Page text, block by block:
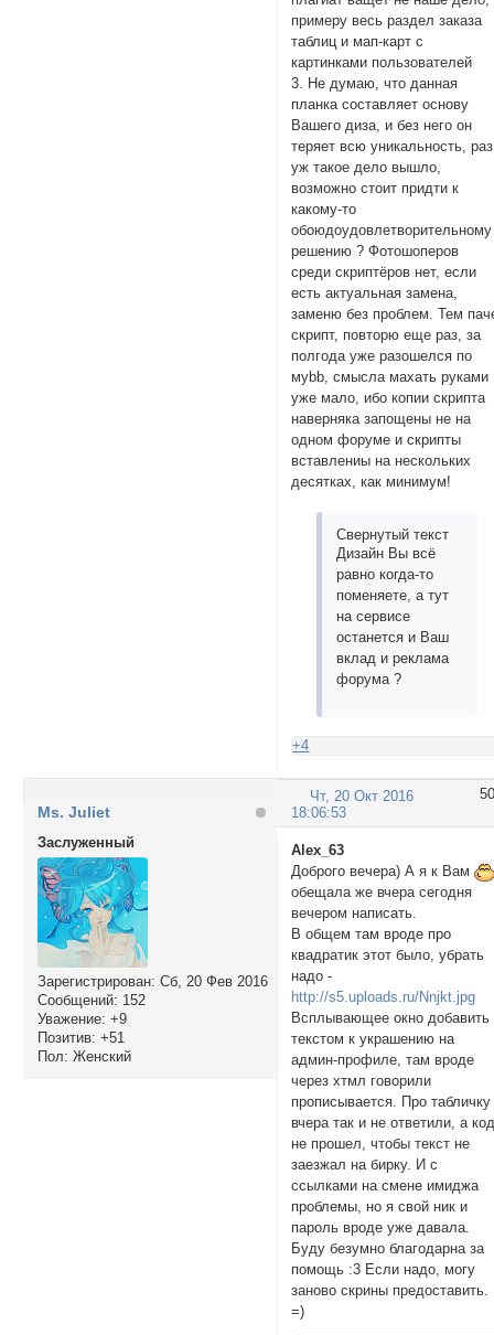
примеру весь раздел заказа
таблиц и мап-карт с
картинками пользователей
3. Не думаю, что данная
планка составляет основу
Вашего диза, и без него он
теряет всю уникальность, раз
уж такое дело вышло,
возможно стоит придти к
какому-то
обоюдоудовлетворительному
решению ? Фотошоперов
среди скриптёров нет, если
есть актуальная замена,
заменю без проблем. Тем
скрипт, повторю еще раз, за
полгода уже разошелся по
мybb, смысла махать руками
уже мало, ибо копии скрипта
наверняка запощены не на
одном форуме и скрипты
вставлениы на нескольких
десятках, как минимум!
Свернутый текст
Дизайн Вы всё
равно когда-то
поменяете, а тут
на сервисе
останется и Ваш
вклад и реклама
форума ?
+4
50
Чт, 20 Окт 2016
18:06:53
Ms. Juliet
Заслуженный
Зарегистрирован: Сб, 20 Фев 2016
Сообщений: 152
Уважение: +9
Позитив: +51
Пол: Женский
Alex_63
Доброго вечера) А я к Вам
обещала же вчера сегодня
вечером написать.
В общем там вроде про
квадратик этот было, убрать
надо -
http://s5.uploads.ru/Nnjkt.jpg
Всплывающее окно добавить
текстом к украшению на
админ-профиле, там вроде
через хтмл говорили
прописывается. Про табличку
вчера так и не ответили, а
не прошел, чтобы текст не
заезжал на бирку. И с
ссылками на смене имиджа
проблемы, но я свой ник и
пароль вроде уже давала.
Буду безумно благодарна за
помощь :3 Если надо, могу
заново скрины предоставить.
=)